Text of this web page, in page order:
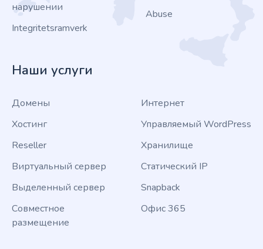
нарушении
Integritetsramverk
Abuse
Наши услуги
Домены
Хостинг
Reseller
Виртуальный сервер
Выделенный сервер
Совместное
размещение
Интернет
Управляемый WordPress
Хранилище
Статический IP
Snapback
Офис 365